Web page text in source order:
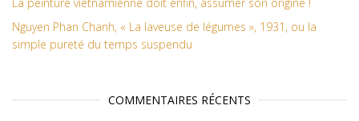
Nguyen Phan Chanh, « La laveuse de légumes », 1931, ou la
simple pureté du temps suspendu
COMMENTAIRES RÉCENTS